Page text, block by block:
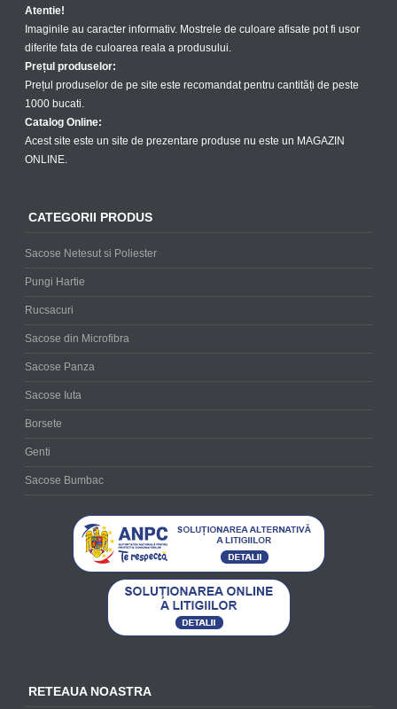
Atentie!
Imaginile au caracter informativ. Mostrele de culoare afisate pot fi usor
diferite fata de culoarea reala a produsului.
Prețul produselor:
Prețul produselor de pe site este recomandat pentru cantități de peste
1000 bucati.
Catalog Online:
Acest site este un site de prezentare produse nu este un MAGAZIN
ONLINE.
CATEGORII PRODUS
Sacose Netesut si Poliester
Pungi Hartie
Rucsacuri
Sacose din Microfibra
Sacose Panza
Sacose Iuta
Borsete
Genti
Sacose Bumbac
RETEAUA NOASTRA